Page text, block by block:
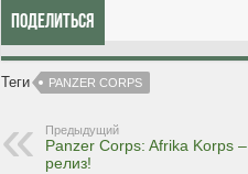
Поделиться
Теги PANZER CORPS
Предыдущий
Panzer Corps: Afrika Korps –
релиз!